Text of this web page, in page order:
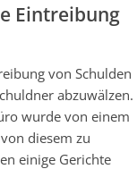
Eintreibung
von Schulden
abzuwälzen.
wurde von einem
diesem zu
einige Gerichte